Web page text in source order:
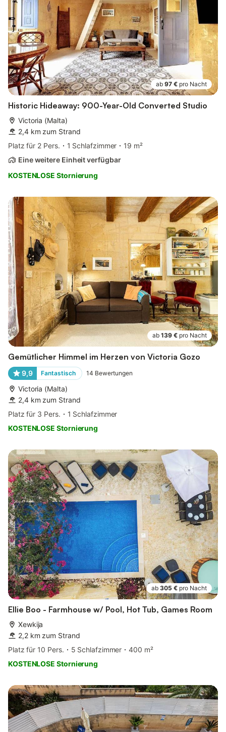
ab 97 € pro Nacht
Historic Hideaway: 900-Year-Old Converted Studio
Victoria (Malta)
2,4 km zum Strand
Platz für 2 Pers.
1 Schlafzimmer
19 m²
Eine weitere Einheit verfügbar
KOSTENLOSE Stornierung
ab 139 € pro Nacht
Gemütlicher Himmel im Herzen von Victoria Gozo
9,9 Fantastisch 14 Bewertungen
Victoria (Malta)
2,4 km zum Strand
Platz für 3 Pers.
1 Schlafzimmer
KOSTENLOSE Stornierung
ab 305 € pro Nacht
Ellie Boo - Farmhouse w/ Pool, Hot Tub, Games Room
Xewkija
2,2 km zum Strand
Platz für 10 Pers.
5 Schlafzimmer
400 m²
KOSTENLOSE Stornierung